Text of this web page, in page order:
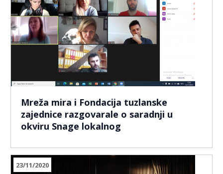
Mreža mira i Fondacija tuzlanske
zajednice razgovarale o saradnji u
okviru Snage lokalnog
23/11/2020